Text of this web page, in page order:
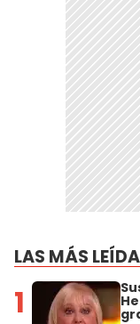
LAS MÁS
1